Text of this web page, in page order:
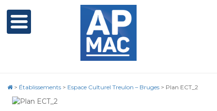
> Établissements > Espace Culturel Treulon – Bruges > Plan ECT_2